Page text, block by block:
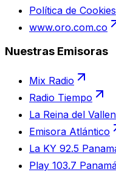
Política de Cookies
www.oro.com.co
Nuestras Emisoras
Mix Radio
Radio Tiempo
La Reina del
Emisora Atlántico
La KY 92.5
Play 103.7